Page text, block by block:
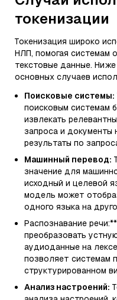
токенизации
Токенизация широко
НЛП, помогая системам
текстовые данные.
основных случаев
Поисковые системы:
поисковым системам
извлекать
запроса и документы
результаты по
Машинный перевод:
значение для
исходный и целевой
модель может
одного языка на
Распознавание
преобразовать
аудиоданные на
позволяет системам
структурированном
Анализ настроений: